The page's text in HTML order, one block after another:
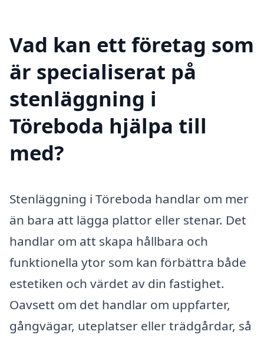
Vad kan ett företag som
är specialiserat på
stenläggning i
Töreboda hjälpa till
med?
Stenläggning i Töreboda handlar om mer
än bara att lägga plattor eller stenar. Det
handlar om att skapa hållbara och
funktionella ytor som kan förbättra både
estetiken och värdet av din fastighet.
Oavsett om det handlar om uppfarter,
gångvägar, uteplatser eller trädgårdar, så